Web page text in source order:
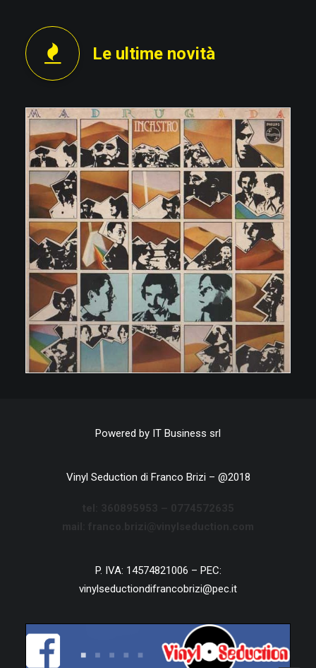
Le ultime novità
Powered by IT Business srl
Vinyl Seduction di Franco Brizi – @2018
P. IVA: 14574821006 – PEC:
vinylseductiondifrancobrizi@pec.it